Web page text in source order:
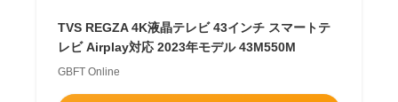
TVS REGZA 4K液晶テレビ 43インチ スマートテ
レビ Airplay対応 2023年モデル 43M550M
GBFT Online